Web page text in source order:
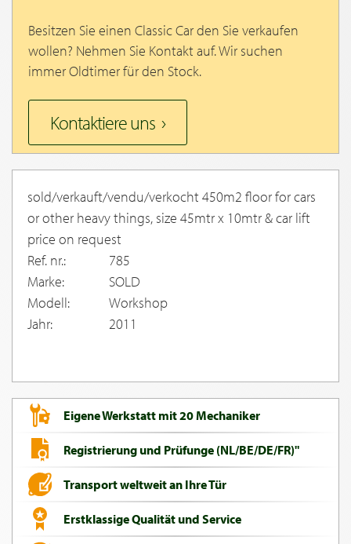
Besitzen Sie einen Classic Car den Sie verkaufen
wollen? Nehmen Sie Kontakt auf. Wir suchen
immer Oldtimer für den Stock.
Kontaktiere uns
sold/verkauft/vendu/verkocht 450m2 floor for cars
or other heavy things, size 45mtr x 10mtr & car lift
price on request
Ref. nr.:
785
Marke:
SOLD
Modell:
Workshop
Jahr:
2011
Eigene Werkstatt mit 20 Mechaniker
Registrierung und Prüfunge (NL/BE/DE/FR)"
Transport weltweit an Ihre Tür
Erstklassige Qualität und Service